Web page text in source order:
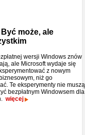
może, ale
wersji Windows znów
ale Microsoft wydaje się
z nowym
niż go
Te eksperymenty nie muszą
bezpłatnym Windowsem dla
więcej